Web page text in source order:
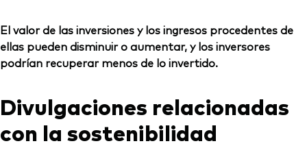
El valor de las inversiones y los ingresos procedentes de
ellas pueden disminuir o aumentar, y los inversores
podrían recuperar menos de lo invertido.
Divulgaciones relacionadas
con la sostenibilidad